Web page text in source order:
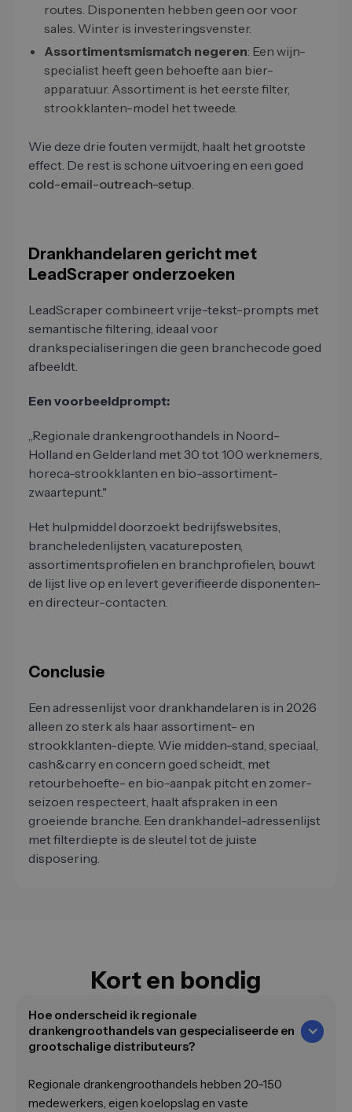
routes. Disponenten hebben geen oor voor
sales. Winter is investeringsvenster.
Assortimentsmismatch negeren: Een wijn-
specialist heeft geen behoefte aan bier-
apparatuur. Assortiment is het eerste filter,
strookklanten-model het tweede.
Wie deze drie fouten vermijdt, haalt het grootste
effect. De rest is schone uitvoering en een goed
cold-email-outreach-setup.
Drankhandelaren gericht met
LeadScraper onderzoeken
LeadScraper combineert vrije-tekst-prompts met
semantische filtering, ideaal voor
drankspecialiseringen die geen branchecode goed
afbeeldt.
Een voorbeeldprompt:
„Regionale drankengroothandels in Noord-
Holland en Gelderland met 30 tot 100 werknemers,
horeca-strookklanten en bio-assortiment-
zwaartepunt."
Het hulpmiddel doorzoekt bedrijfswebsites,
brancheledenlijsten, vacatureposten,
assortimentsprofielen en branchprofielen, bouwt
de lijst live op en levert geverifieerde disponenten-
en directeur-contacten.
Conclusie
Een adressenlijst voor drankhandelaren is in 2026
alleen zo sterk als haar assortiment- en
strookklanten-diepte. Wie midden-stand, speciaal,
cash&carry en concern goed scheidt, met
retourbehoefte- en bio-aanpak pitcht en zomer-
seizoen respecteert, haalt afspraken in een
groeiende branche. Een drankhandel-adressenlijst
met filterdiepte is de sleutel tot de juiste
disposering.
Kort en bondig
Hoe onderscheid ik regionale
drankengroothandels van gespecialiseerde en
grootschalige distributeurs?
Regionale drankengroothandels hebben 20–150
medewerkers, eigen koelopslag en vaste